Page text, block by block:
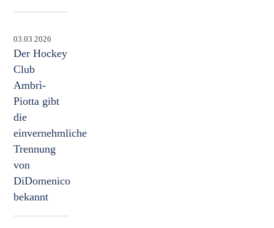
03.03.2026
Der Hockey
Club
Ambrì-
Piotta gibt
die
einvernehmliche
Trennung
von
DiDomenico
bekannt